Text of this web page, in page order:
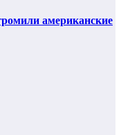
американские